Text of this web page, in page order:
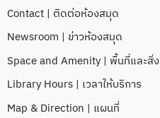
Contact | ติดต่อห้องสมุด
Newsroom | ข่าวห้องสมุด
Space and Amenity | พื้นที่และสิ่
Library Hours | เวลาให้บริการ
Map & Direction | แผนที่